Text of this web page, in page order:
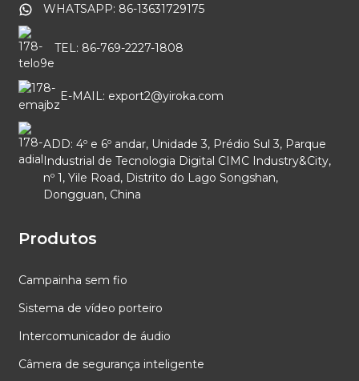
WHATSAPP: 86-13631729175
TEL: 86-769-2227-1808
E-MAIL: export2@yiroka.com
ADD: 4º e 6º andar, Unidade 3, Prédio Sul 3, Parque
Industrial de Tecnologia Digital CIMC Industry&City,
nº 1, Yile Road, Distrito do Lago Songshan,
Dongguan, China
Produtos
Campainha sem fio
Sistema de vídeo porteiro
Intercomunicador de áudio
Câmera de segurança inteligente